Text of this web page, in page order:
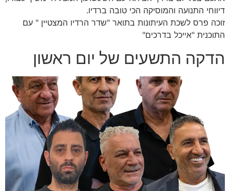
דיווחי התנועה והמוסיקה הכי טובה ברדיו.
זוכה פרס לשכת העיתונות בתואר "שדר הרדיו המצטיין " עם
התוכנית "אייכל בדרכים"
הדקה התשעים של יום ראשון